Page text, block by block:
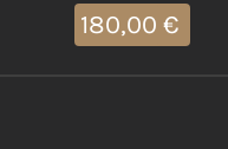
180,00 €